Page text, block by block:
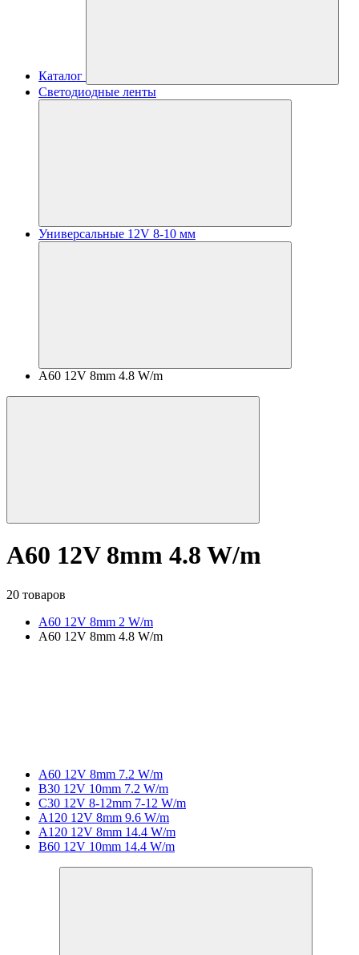
Каталог
Светодиодные ленты
Универсальные 12V 8-10 мм
A60 12V 8mm 4.8 W/m
A60 12V 8mm 4.8 W/m
20 товаров
A60 12V 8mm 2 W/m
A60 12V 8mm 4.8 W/m
A60 12V 8mm 7.2 W/m
B30 12V 10mm 7.2 W/m
C30 12V 8-12mm 7-12 W/m
A120 12V 8mm 9.6 W/m
A120 12V 8mm 14.4 W/m
B60 12V 10mm 14.4 W/m